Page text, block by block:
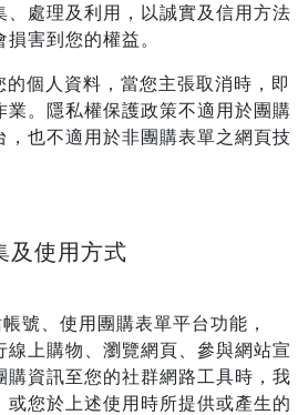
處理及利用，以誠實及信用方法
害到您的權益。
個人資料，當您主張取消時，即
。隱私權保護政策不適用於團購
也不適用於非團購表單之網頁技
及使用方式
號、使用團購表單平台功能，
上購物、瀏覽網頁、參與網站宣
資訊至您的社群網路工具時，我
您於上述使用時所提供或產生的